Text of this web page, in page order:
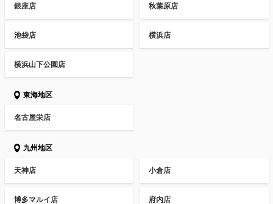
銀座店 秋葉原店
池袋店 横浜店
横浜山下公園店
東海地区
名古屋栄店
九州地区
天神店 小倉店
博多マルイ店 府内店